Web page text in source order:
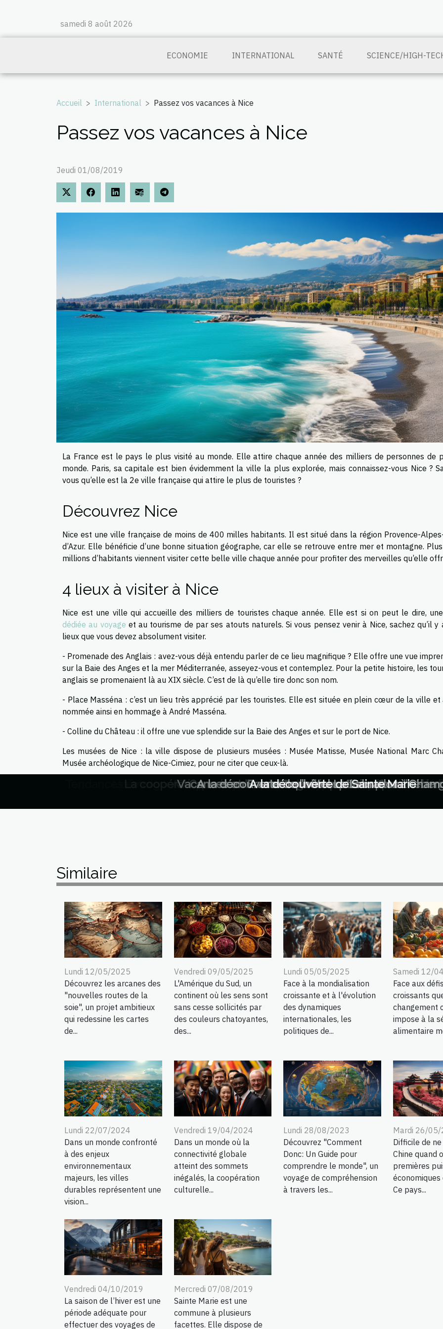
samedi 8 août 2026
ECONOMIE INTERNATIONAL SANTÉ SCIENCE/HIGH-
Accueil International Passez vos vacances à Nice
Passez vos vacances à Nice
Jeudi 01/08/2019
La France est le pays le plus visité au monde. Elle attire chaque année des milliers de personnes de
monde. Paris, sa capitale est bien évidemment la ville la plus explorée, mais connaissez-vous Nice ?
vous qu’elle est la 2e ville française qui attire le plus de touristes ?
Découvrez Nice
Nice est une ville française de moins de 400 milles habitants. Il est situé dans la région Provence-
d’Azur. Elle bénéficie d’une bonne situation géographe, car elle se retrouve entre mer et montagne.
millions d’habitants viennent visiter cette belle ville chaque année pour profiter des merveilles qu’elle
4 lieux à visiter à Nice
Nice est une ville qui accueille des milliers de touristes chaque année. Elle est si on peut le dire,
dédiée au voyage et au tourisme de par ses atouts naturels. Si vous pensez venir à Nice, sachez qu’il y
lieux que vous devez absolument visiter.
- Promenade des Anglais : avez-vous déjà entendu parler de ce lieu magnifique ? Elle offre une vue
sur la Baie des Anges et la mer Méditerranée, asseyez-vous et contemplez. Pour la petite histoire, les
anglais se promenaient là au XIX siècle. C’est de là qu’elle tire donc son nom.
- Place Masséna : c’est un lieu très apprécié par les touristes. Elle est située en plein cœur de la ville et
nommée ainsi en hommage à André Masséna.
- Colline du Château : il offre une vue splendide sur la Baie des Anges et sur le port de Nice.
Les musées de Nice : la ville dispose de plusieurs musées : Musée Matisse, Musée National Marc
Musée archéologique de Nice-Cimiez, pour ne citer que ceux-là.
Vous aurez donc une multitude de choix si vous choisissez de passer vos vacances à Nice. C'est le lieu
Similaire
Les nouvelles routes de la soie : enjeux géopolitiques et
Lundi 12/05/2025
Découvrez les arcanes des
"nouvelles routes de la
soie", un projet ambitieux
qui redessine les cartes
de...
Découverte culinaire voyage à travers les saveurs
Vendredi 09/05/2025
L'Amérique du Sud, un
continent où les sens sont
sans cesse sollicités par
des couleurs chatoyantes,
des...
L'effet des politiques de visas sur le tourisme et l'économie les
Lundi 05/05/2025
Face à la mondialisation
croissante et à l'évolution
des dynamiques
internationales, les
politiques de...
Tendances émergentes en matière de sécurité alimentaire globale face
Samedi 12/
Face aux
croissants
changement
impose à la
alimentaire
Analyse du potentiel des cryptomonnaies en
Comparaison d'initiatives mondiales pour les villes
Lundi 22/07/2024
Dans un monde confronté
à des enjeux
environnementaux
majeurs, les villes
durables représentent une
vision...
La coopération culturelle internationale et son rôle dans la
Vendredi 19/04/2024
Dans un monde où la
connectivité globale
atteint des sommets
inégalés, la coopération
culturelle...
Comment Donc: Un guide pour comprendre le
Lundi 28/08/2023
Découvrez "Comment
Donc: Un Guide pour
comprendre le monde", un
voyage de compréhension
à travers les...
Que voir en Chine ?
Mardi 26/05/
Difficile de
Chine quand
premières
économiques
Ce pays...
Vacances en France : quelles options pour
A la découverte de l’hôtel Le Labrador à
Vendredi 04/10/2019
La saison de l’hiver est une
période adéquate pour
effectuer des voyages de
A la découverte de Sainte Marie
Mercredi 07/08/2019
Sainte Marie est une
commune à plusieurs
facettes. Elle dispose de